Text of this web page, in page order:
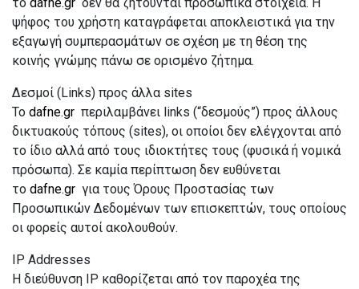
ψήφος του χρήστη καταγράφεται αποκλειστικά για την
εξαγωγή συμπερασμάτων σε σχέση με τη θέση της
κοινής γνώμης πάνω σε ορισμένο ζήτημα.
Δεσμοί (Links) προς άλλα sites
Το dafne.gr περιλαμβάνει links (“δεσμούς”) προς άλλους
δικτυακούς τόπους (sites), οι οποίοι δεν ελέγχονται από
το ίδιο αλλά από τους ιδιοκτήτες τους (φυσικά ή νομικά
πρόσωπα). Σε καμία περίπτωση δεν ευθύνεται
το dafne.gr για τους Όρους Προστασίας των
Προσωπικών Δεδομένων των επισκεπτών, τους οποίους
οι φορείς αυτοί ακολουθούν.
IP Addresses
H διεύθυνση IP καθορίζεται από τον παροχέα της